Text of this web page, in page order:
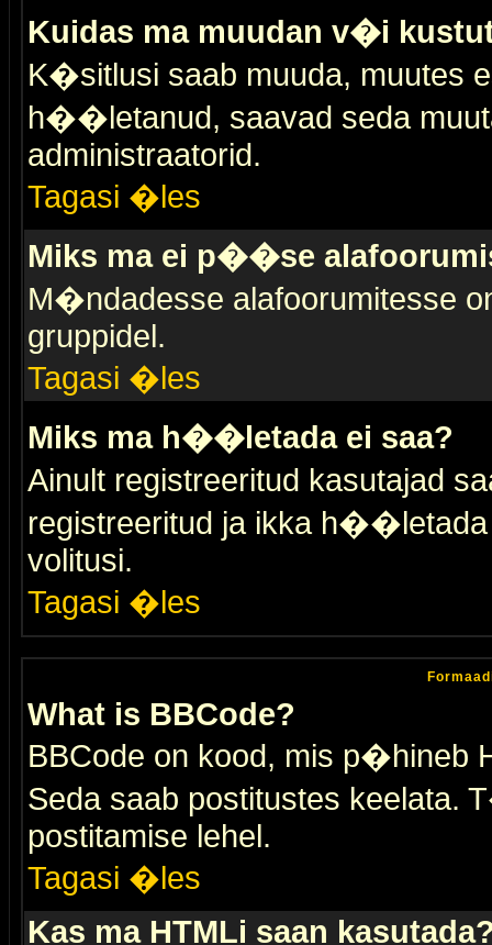
Kuidas ma muudan v�i
K�sitlusi saab muuda, muutes
h��letanud, saavad seda
administraatorid.
Tagasi �les
Miks ma ei p��se
M�ndadesse alafoorumitesse
gruppidel.
Tagasi �les
Miks ma h��letada ei saa?
Ainult registreeritud kasutajad
registreeritud ja ikka h��letada
volitusi.
Tagasi �les
What is BBCode?
BBCode on kood, mis p�hineb
Seda saab postitustes keelata.
postitamise lehel.
Tagasi �les
Kas ma HTMLi saan